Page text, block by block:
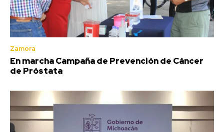
Zamora
En marcha Campaña de Prevención de Cáncer
de Próstata